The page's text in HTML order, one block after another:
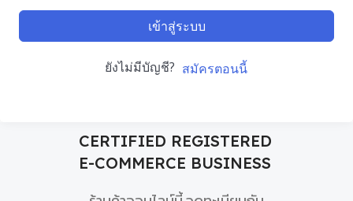
เข้าสู่ระบบ
ยังไม่มีบัญชี? สมัครตอนนี้
CERTIFIED REGISTERED
E-COMMERCE BUSINESS